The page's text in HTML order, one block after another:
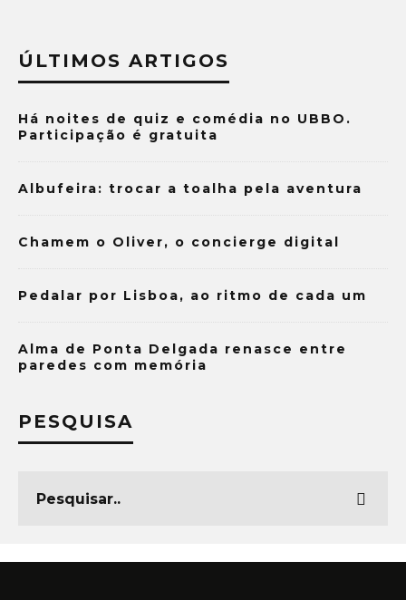
ÚLTIMOS ARTIGOS
Há noites de quiz e comédia no UBBO.
Participação é gratuita
Albufeira: trocar a toalha pela aventura
Chamem o Oliver, o concierge digital
Pedalar por Lisboa, ao ritmo de cada um
Alma de Ponta Delgada renasce entre
paredes com memória
PESQUISA